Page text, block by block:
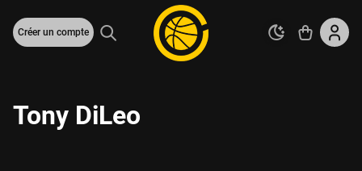
Créer un compte
Tony DiLeo